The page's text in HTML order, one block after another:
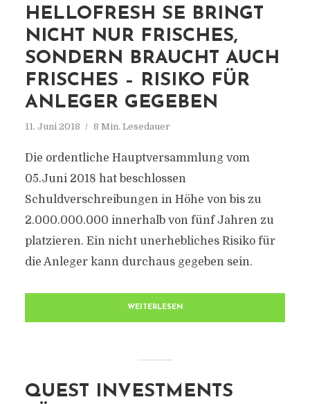
HELLOFRESH SE BRINGT
NICHT NUR FRISCHES,
SONDERN BRAUCHT AUCH
FRISCHES – RISIKO FÜR
ANLEGER GEGEBEN
11. Juni 2018 8 Min. Lesedauer
Die ordentliche Hauptversammlung vom
05.Juni 2018 hat beschlossen
Schuldverschreibungen in Höhe von bis zu
2.000.000.000 innerhalb von fünf Jahren zu
platzieren. Ein nicht unerhebliches Risiko für
die Anleger kann durchaus gegeben sein.
WEITERLESEN
QUEST INVESTMENTS